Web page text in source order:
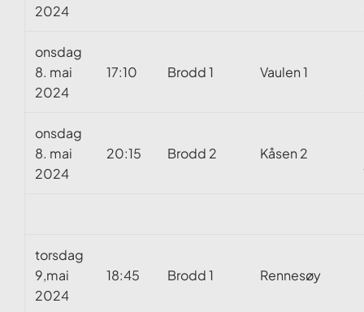
2024
onsdag
8. mai
2024
17:10 Brodd 1 Vaulen 1
onsdag
8. mai
2024
20:15 Brodd 2 Kåsen 2
torsdag
9,mai
2024
18:45 Brodd 1 Rennesøy